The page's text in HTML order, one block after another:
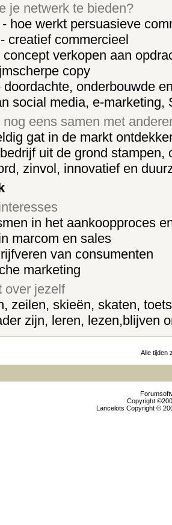
je netwerk te bieden?
hoe werkt persuasieve
creatief commercieel
concept verkopen aan
copy
doordachte, onderbouwde
social media, e-marketing,
eens samen met
gat in de markt
uit de grond stampen,
zinvol, innovatief en
in het aankoopproces
marcom en sales
van consumenten
marketing
over jezelf
zeilen, skieën, skaten,
zijn, leren, lezen,blijven
Alle tijden
Copyright
Lancelots Copyright ©